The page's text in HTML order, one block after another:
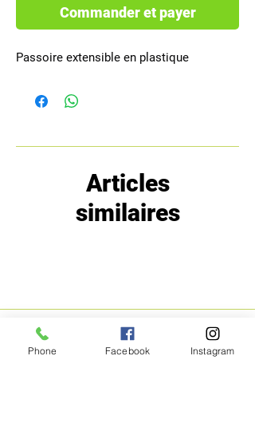
Commander et payer
Passoire extensible en plastique
Articles
similaires
MENU POLITIQUE
Phone Facebook Instagram